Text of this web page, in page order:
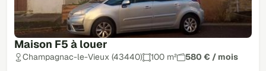
Maison F5 à louer
Champagnac-le-Vieux (43440) 100 m² 580 € / mois